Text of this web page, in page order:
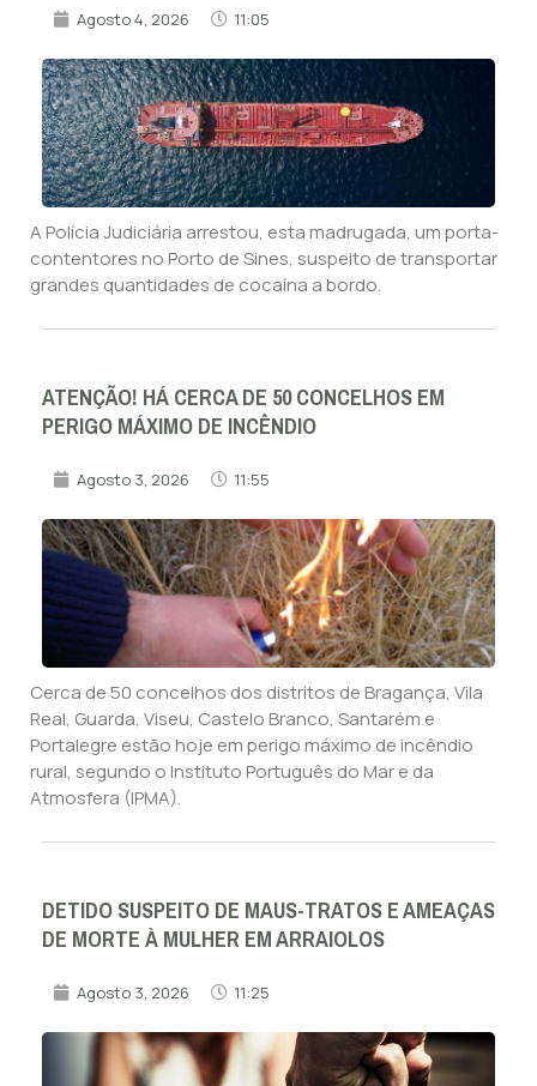
Agosto 4, 2026 11:05
A Polícia Judiciária arrestou, esta madrugada, um porta-
contentores no Porto de Sines, suspeito de transportar
grandes quantidades de cocaína a bordo.
ATENÇÃO! HÁ CERCA DE 50 CONCELHOS EM
PERIGO MÁXIMO DE INCÊNDIO
Agosto 3, 2026 11:55
Cerca de 50 concelhos dos distritos de Bragança, Vila
Real, Guarda, Viseu, Castelo Branco, Santarém e
Portalegre estão hoje em perigo máximo de incêndio
rural, segundo o Instituto Português do Mar e da
Atmosfera (IPMA).
DETIDO SUSPEITO DE MAUS-TRATOS E AMEAÇAS
DE MORTE À MULHER EM ARRAIOLOS
Agosto 3, 2026 11:25